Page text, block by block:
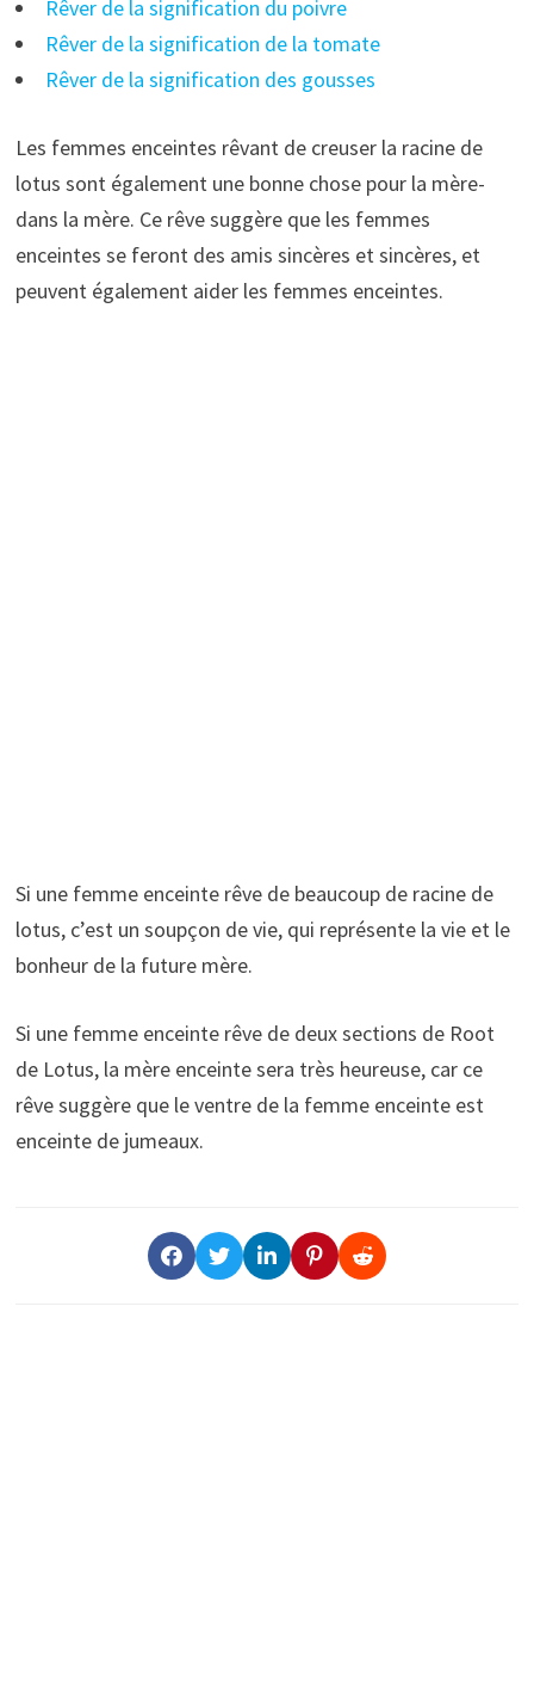
Rêver de la signification du poivre
Rêver de la signification de la tomate
Rêver de la signification des gousses
Les femmes enceintes rêvant de creuser la racine de
lotus sont également une bonne chose pour la mère-
dans la mère. Ce rêve suggère que les femmes
enceintes se feront des amis sincères et sincères, et
peuvent également aider les femmes enceintes.
Si une femme enceinte rêve de beaucoup de racine de
lotus, c’est un soupçon de vie, qui représente la vie et le
bonheur de la future mère.
Si une femme enceinte rêve de deux sections de Root
de Lotus, la mère enceinte sera très heureuse, car ce
rêve suggère que le ventre de la femme enceinte est
enceinte de jumeaux.